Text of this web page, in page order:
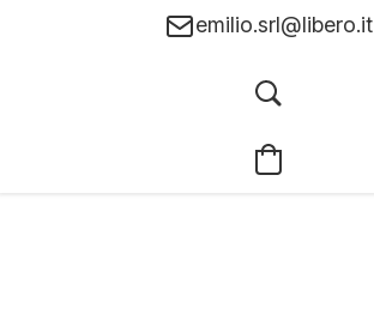
emilio.srl@libero.it